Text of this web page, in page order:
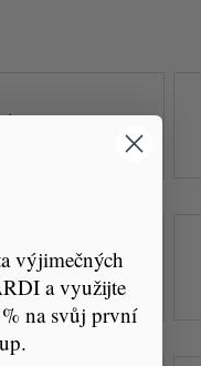
výjimečných
a využijte
na svůj první